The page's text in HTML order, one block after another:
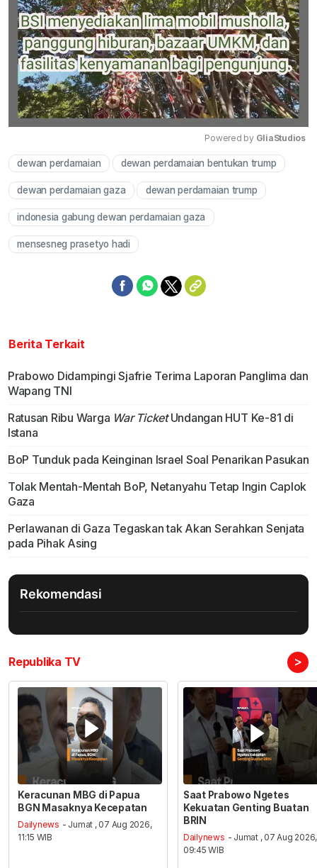
Mute
Powered by GliaStudios
dewan perdamaian dewan perdamaian bentukan trump
dewan perdamaian gaza dewan perdamaian trump
indonesia gabung dewan perdamaian gaza
mensesneg prasetyo hadi
Berita Terkait
Prabowo Didampingi Sjafrie Terima Laporan Panglima dan
Wapang TNI
Ratusan Ribu Warga War TicketUndangan HUT Ke-81 di
Istana
BoP Tunduk pada Keinginan Israel Soal Penarikan Pasukan
Tolak Mentah-Mentah BoP, Netanyahu Tetap Ingin Caplok
Gaza
Perlawanan di Gaza Tegaskan tak Akan Serahkan Senjata
pada Pihak Asing
Rekomendasi
Republika TV >
Keracunan MBG di Papua
BGN Masaknya Kecepatan
Dailynews - Jumat , 07 Aug 2026,
11:15 WIB
Saat Prabowo Ngetes
Kekuatan Genting Buatan
BRIN
Dailynews - Jumat , 07 Aug 2026,
09:45 WIB